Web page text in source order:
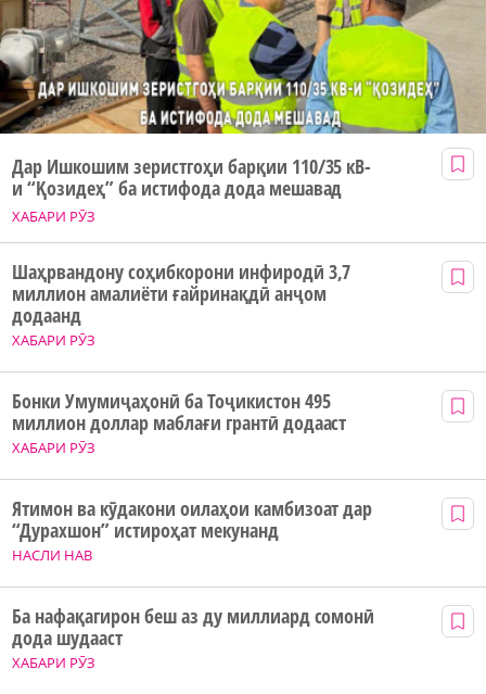
ХАБАРИ РӮЗ
Дар Ишкошим зеристгоҳи барқии 110/35 кВ-
и “Қозидеҳ” ба истифода дода мешавад
ХАБАРИ РӮЗ
Шаҳрвандону соҳибкорони инфиродӣ 3,7
миллион амалиёти ғайринақдӣ анҷом
додаанд
ХАБАРИ РӮЗ
Бонки Умумиҷаҳонӣ ба Тоҷикистон 495
миллион доллар маблағи грантӣ додааст
НАСЛИ НАВ
Ятимон ва кӯдакони оилаҳои камбизоат дар
“Дурахшон” истироҳат мекунанд
ХАБАРИ РӮЗ
Ба нафақагирон беш аз ду миллиард сомонӣ
дода шудааст